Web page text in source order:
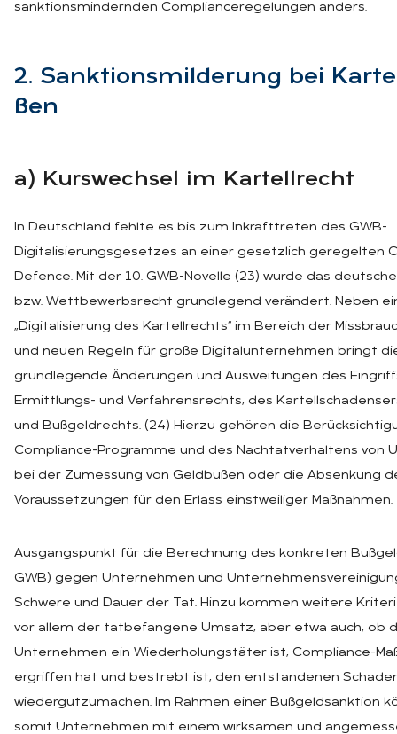
sanktionsmindernden Complianceregelungen anders.
2. Sank­ti­ons­mil­de­rung bei
ßen
a) Kurs­wech­sel im Kar­tell­recht
In Deutschland fehlte es bis zum Inkrafttreten des GWB-
Digitalisierungsgesetzes an einer gesetzlich geregelten
Defence. Mit der 10. GWB-Novelle (23) wurde das
bzw. Wettbewerbsrecht grundlegend verändert. Neben
„Digitalisierung des Kartellrechts“ im Bereich der
und neuen Regeln für große Digitalunternehmen bringt
grundlegende Änderungen und Ausweitungen des
Ermittlungs- und Verfahrensrechts, des
und Bußgeldrechts. (24) Hierzu gehören die
Compliance-Programme und des Nachtatverhaltens von
bei der Zumessung von Geldbußen oder die Absenkung
Voraussetzungen für den Erlass einstweiliger Maßnahmen.
Ausgangspunkt für die Berechnung des konkreten
GWB) gegen Unternehmen und
Schwere und Dauer der Tat. Hinzu kommen weitere
vor allem der tatbefangene Umsatz, aber etwa auch, ob
Unternehmen ein Wiederholungstäter ist, Compliance-
ergriffen hat und bestrebt ist, den entstandenen
wiedergutzumachen. Im Rahmen einer Bußgeldsanktion
somit Unternehmen mit einem wirksamen und